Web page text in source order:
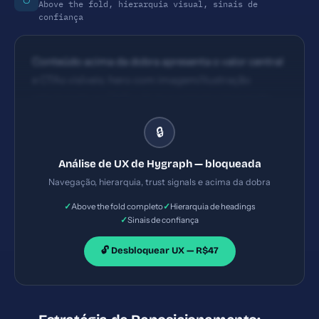
Above the fold, hierarquia visual, sinais de
confiança
Conteúdo acima da dobra apresenta o valor central
Estruturação visual forte com headings bem
definidas, navegação simples e ênfase em CTAs.
usuário da proposta para a ação.
🔒
Análise de UX de Hygraph — bloqueada
Navegação, hierarquia, trust signals e acima da dobra
✓Above the fold completo✓Hierarquia de headings
✓Sinais de confiança
🔓 Desbloquear UX — R$47